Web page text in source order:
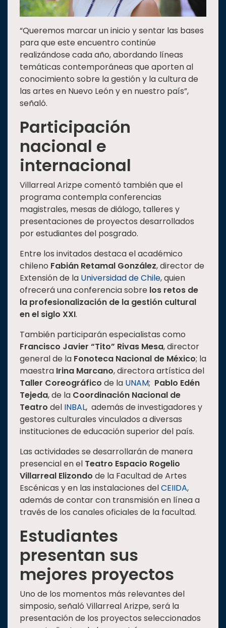
“Queremos marcar un inicio y sentar las bases
para que este encuentro continúe
realizándose cada año, abordando líneas
temáticas contemporáneas que aporten al
conocimiento sobre la gestión y la cultura de
las artes en Nuevo León y en nuestro país”,
señaló.
Participación
nacional e
internacional
Villarreal Arizpe comentó también que el
programa contempla conferencias
magistrales, mesas de diálogo, talleres y
presentaciones de proyectos desarrollados
por estudiantes del posgrado.
Entre los invitados destaca el académico
chileno Fabián Retamal González, director de
Extensión de la Universidad de Chile, quien
ofrecerá una conferencia sobre los retos de
la profesionalización de la gestión cultural
en el siglo XXI.
También participarán especialistas como
Francisco Javier “Tito” Rivas Mesa, director
general de la Fonoteca Nacional de México; la
maestra Irina Marcano, directora artística del
Taller Coreográfico de la UNAM; Pablo Edén
Tejeda, de la Coordinación Nacional de
Teatro del INBAL, además de investigadores y
gestores culturales vinculados a diversas
instituciones de educación superior del país.
Las actividades se desarrollarán de manera
presencial en el Teatro Espacio Rogelio
Villarreal Elizondo de la Facultad de Artes
Escénicas y en las instalaciones delCEIIDA,
además de contar con transmisión en línea a
través de los canales oficiales de la facultad.
Estudiantes
presentan sus
mejores proyectos
Uno de los momentos más relevantes del
simposio, señaló Villarreal Arizpe, será la
presentación de los proyectos seleccionados